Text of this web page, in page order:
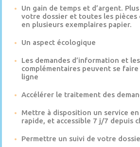
Un gain de temps et d’argent.
votre dossier et toutes les pièces
en plusieurs exemplaires papier.
Un aspect écologique
Les demandes d’information et
complémentaires peuvent se
ligne
Accélérer le traitement des
Mettre à disposition un service
rapide, et accessible 7 j/7 depuis
Permettre un suivi de votre